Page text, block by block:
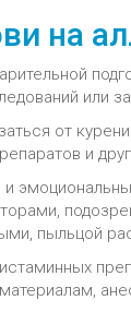
на
или
от
и
пыльцой